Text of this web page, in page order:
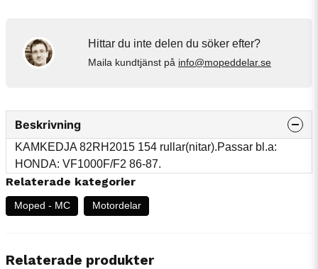
Hittar du inte delen du söker efter?
Maila kundtjänst på info@mopeddelar.se
Beskrivning
KAMKEDJA 82RH2015 154 rullar(nitar).Passar bl.a:
HONDA: VF1000F/F2 86-87.
Relaterade kategorier
Moped - MC Motordelar
Relaterade produkter